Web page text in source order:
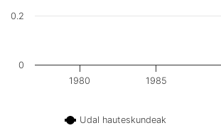
Udal hauteskundeak
1980 1985
0
0.2